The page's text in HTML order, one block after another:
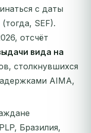
с даты
SEF).
отсчёт
вида на
столкнувшихся
AIMA,
Бразилия,